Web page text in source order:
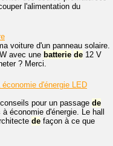
l'alimentation du
voiture d'un panneau solaire.
avec une batterie de 12 V
? Merci.
d'énergie LED
pour un passage de
économie d'énergie. Le hall
de façon à ce que